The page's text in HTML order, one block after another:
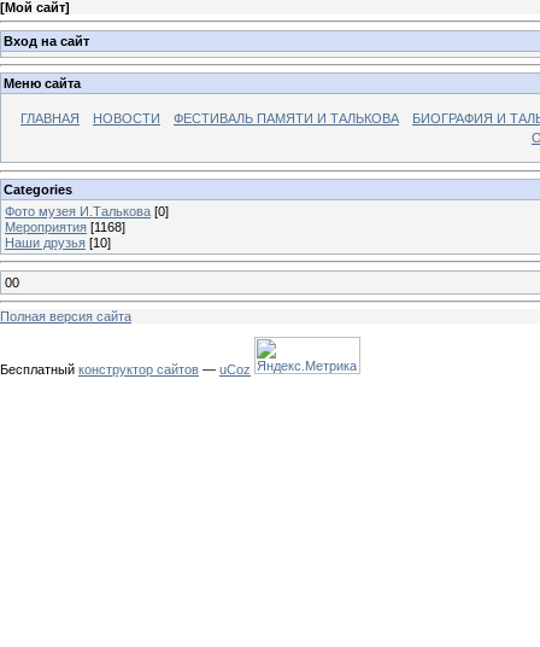
[Мой сайт]
Вход на сайт
Меню сайта
ГЛАВНАЯ НОВОСТИ ФЕСТИВАЛЬ ПАМЯТИ И ТАЛЬКОВА
БИОГРАФИЯ И
Categories
Фото музея И.Талькова [0]
Мероприятия [1168]
Наши друзья [10]
00
Полная версия сайта
Бесплатный конструктор сайтов — uCoz